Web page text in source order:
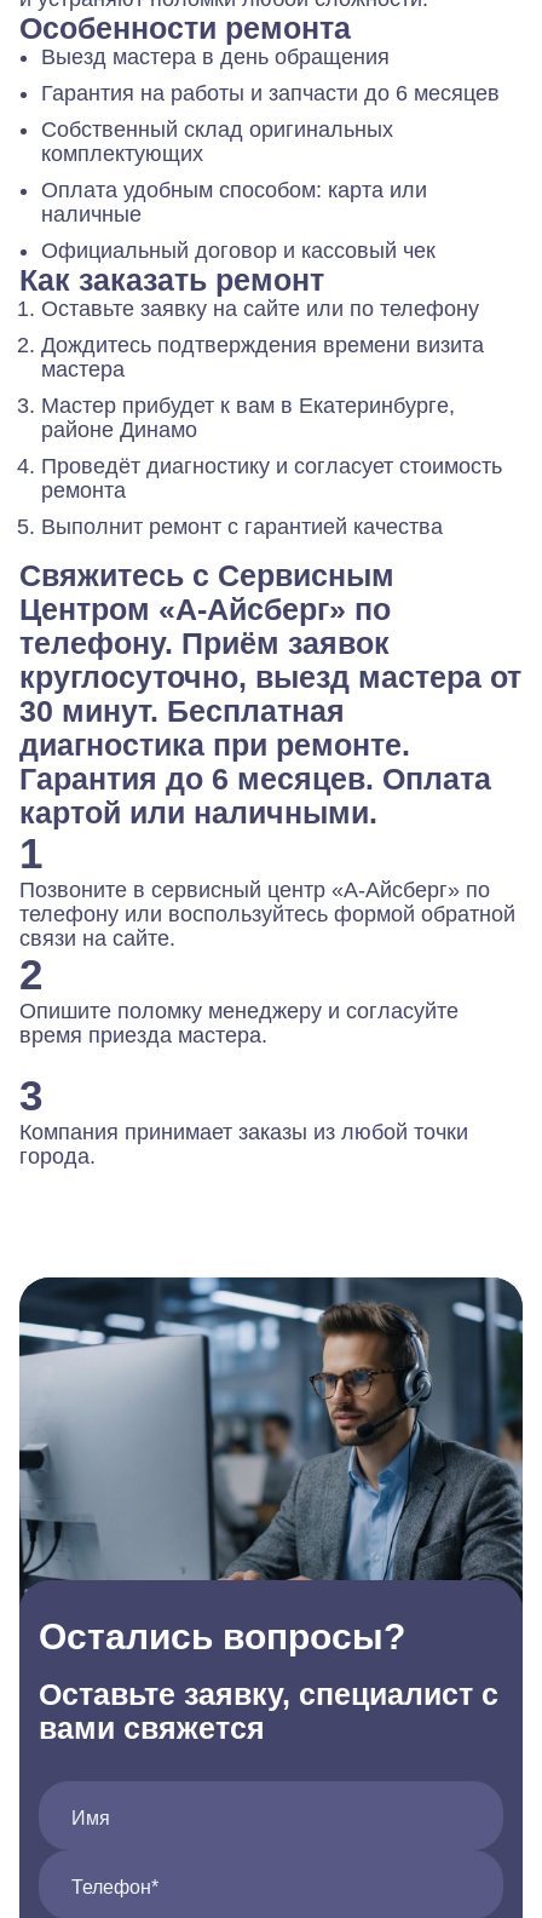
Особенности ремонта
Выезд мастера в день обращения
Гарантия на работы и запчасти до 6 месяцев
Собственный склад оригинальных
комплектующих
Оплата удобным способом: карта или
наличные
Официальный договор и кассовый чек
Как заказать ремонт
Оставьте заявку на сайте или по телефону
Дождитесь подтверждения времени визита
мастера
Мастер прибудет к вам в Екатеринбурге,
районе Динамо
Проведёт диагностику и согласует стоимость
ремонта
Выполнит ремонт с гарантией качества
Свяжитесь с Сервисным
Центром «А-Айсберг» по
телефону. Приём заявок
круглосуточно, выезд мастера от
30 минут. Бесплатная
диагностика при ремонте.
Гарантия до 6 месяцев. Оплата
картой или наличными.
1
Позвоните в сервисный центр «А-Айсберг» по
телефону или воспользуйтесь формой обратной
связи на сайте.
2
Опишите поломку менеджеру и согласуйте
время приезда мастера.
3
Компания принимает заказы из любой точки
города.
Остались вопросы?
Оставьте заявку, специалист с
вами свяжется
Имя
Телефон*